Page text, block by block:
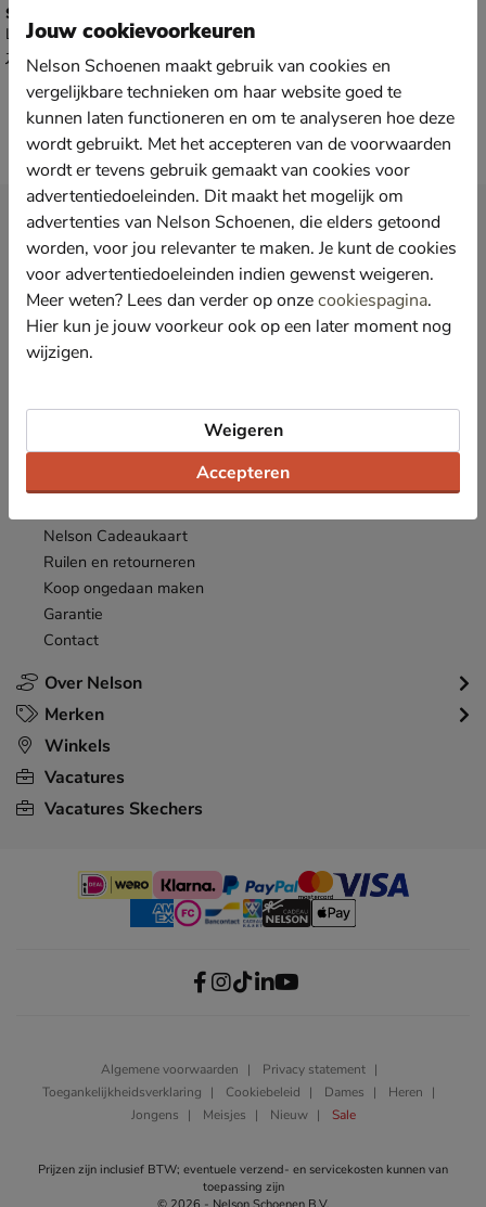
Superga 2790
Lage sneakers - beige
van € 74,99 voor € 52,49
74 99 52,
Over Nelson
Inloggen
Nelson Cadeaukaart
Ruilen en retourneren
Koop ongedaan maken
Garantie
Contact
Merken
Winkels
Vacatures
Vacatures Skechers
Nieuwsbrief
Ontvang € 10,- welkomstkorting*en blijf op de hoogte van leuke
acties en aanbiedingen!
E-mailadres Inschrijven
Algemene voorwaarden
Privacy statement
Toegankelijkheidsverklaring
Cookiebeleid Dames
Heren
Jongens
Meisjes Nieuw Sale
Prijzen zijn inclusief BTW; eventuele verzend- en servicekosten kunnen van
toepassing zijn
Jouw cookievoorkeuren
Nelson Schoenen maakt gebruik van cookies en
vergelijkbare technieken om haar website goed te
kunnen laten functioneren en om te analyseren hoe deze
wordt gebruikt. Met het accepteren van de voorwaarden
wordt er tevens gebruik gemaakt van cookies voor
advertentiedoeleinden. Dit maakt het mogelijk om
advertenties van Nelson Schoenen, die elders getoond
worden, voor jou relevanter te maken. Je kunt de cookies
voor advertentiedoeleinden indien gewenst weigeren.
Meer weten? Lees dan verder op onzecookiespagina.
Hier kun je jouw voorkeur ook op een later moment nog
wijzigen.
Accepteren
Weigeren